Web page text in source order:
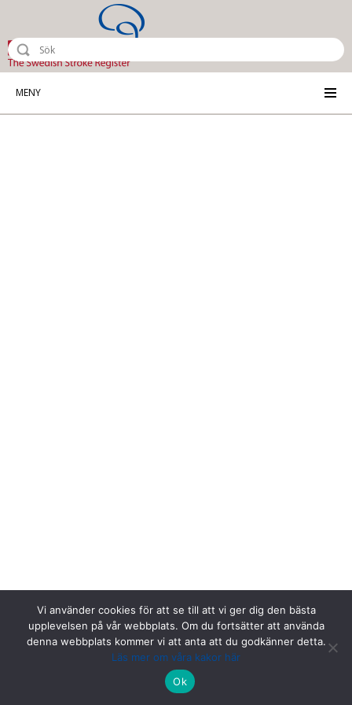
MENY
Riksstroke, Målpunkt PA rum 1013, Norrlands universitetssjukhus,
Vi använder cookies för att se till att vi ger dig den bästa
upplevelsen på vår webbplats. Om du fortsätter att använda
denna webbplats kommer vi att anta att du godkänner detta.
Läs mer om våra kakor här
Ok